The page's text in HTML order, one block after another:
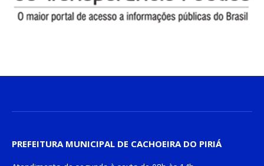
PREFEITURA MUNICIPAL DE CACHOEIRA DO PIRIÁ